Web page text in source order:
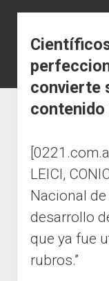
convierte
LEICI,
Nacional de
desarrollo
que ya fue
rubros.”